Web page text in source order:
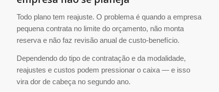
Todo plano tem reajuste. O problema é quando a empresa
pequena contrata no limite do orçamento, não monta
reserva e não faz revisão anual de custo-benefício.
Dependendo do tipo de contratação e da modalidade,
reajustes e custos podem pressionar o caixa — e isso
vira dor de cabeça no segundo ano.